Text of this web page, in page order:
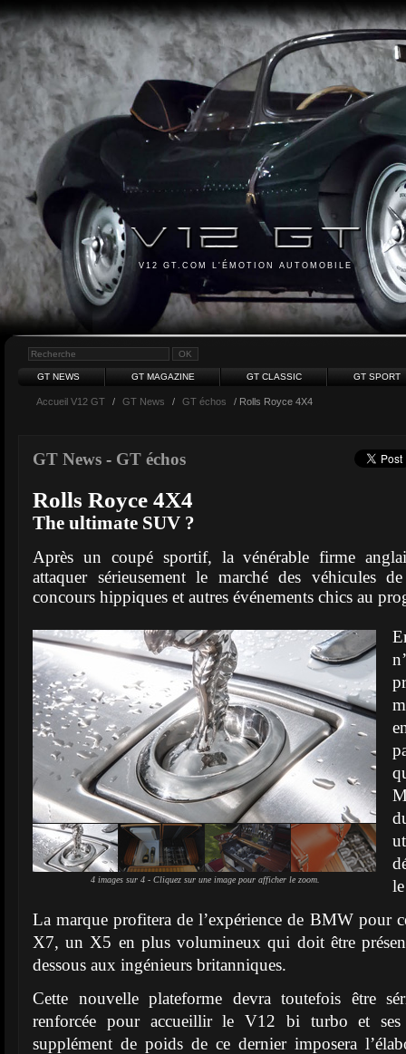
V12 GT.COM L'ÉMOTION AUTOMOBILE
GT NEWS GT MAGAZINE GT CLASSIC GT SPORT
Accueil V12 GT / GT News / GT échos / Rolls Royce 4X4
GT News - GT échos
Rolls Royce 4X4
The ultimate SUV ?
Après un coupé sportif, la vénérable firme
attaquer sérieusement le marché des véhicules
concours hippiques et autres événements chics au
4 images sur 4 - Cliquez sur une image pour afficher le zoom.
La marque profitera de l’expérience de BMW pour
X7, un X5 en plus volumineux qui doit être
dessous aux ingénieurs britanniques.
Cette nouvelle plateforme devra toutefois être
renforcée pour accueillir le V12 bi turbo et
supplément de poids de ce dernier imposera